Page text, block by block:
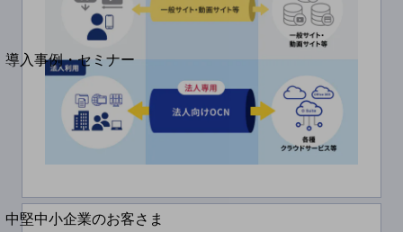
別ウィンドウで開きます
サービスをご利用中のお客さま
導入事例・セミナー
導入事例TOP
最新の導入事例や注目の導入事例をご紹介します
開催・出展する各種セミナー、イベント情報をご紹介します
中堅中小企業のお客さま